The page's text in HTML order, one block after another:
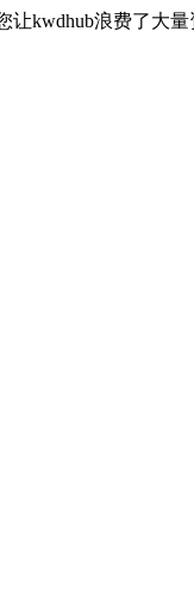
让kwdhub浪费了大